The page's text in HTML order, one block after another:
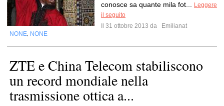
conosce sa quante mila fot...
Leggere
il seguito
Il 31 ottobre 2013 da
Emilianat
NONE NONE
ZTE e China Telecom stabiliscono
un record mondiale nella
trasmissione ottica a...